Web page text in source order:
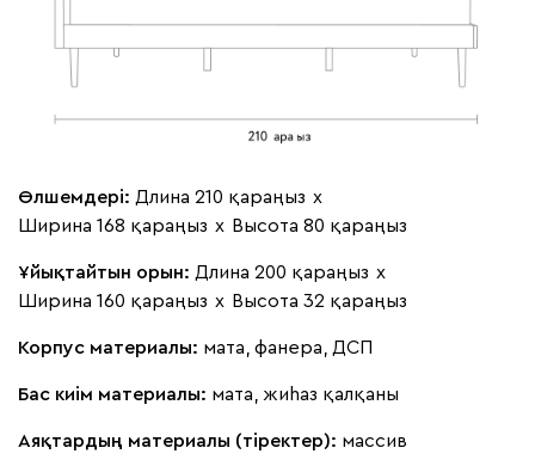
Өлшемдері: Длина 210 қараңыз х
Ширина 168 қараңыз х Высота 80 қараңыз
Ұйықтайтын орын: Длина 200 қараңыз х
Ширина 160 қараңыз х Высота 32 қараңыз
Корпус материалы: мата, фанера, ДСП
Бас киім материалы: мата, жиһаз қалқаны
Аяқтардың материалы (тіректер): массив